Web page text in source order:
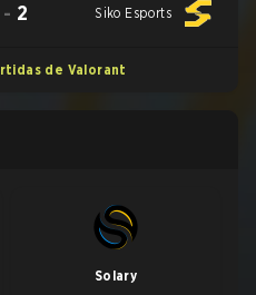
- 2 Siko Esports
de Valorant
Solary